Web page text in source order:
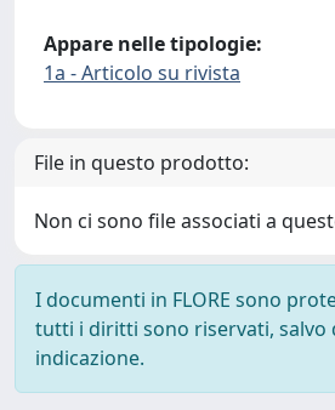
Appare nelle tipologie:
1a - Articolo su rivista
File in questo prodotto:
Non ci sono file associati a
I documenti in FLORE sono
tutti i diritti sono riservati, salvo
indicazione.